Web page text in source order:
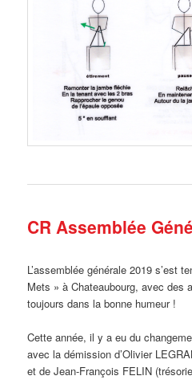
CR Assemblée
L’assemblée générale 2019 s’est
Mets » à Chateaubourg, avec des
toujours dans la bonne humeur !
Cette année, il y a eu du
avec la démission d’Olivier
et de Jean-François FELIN